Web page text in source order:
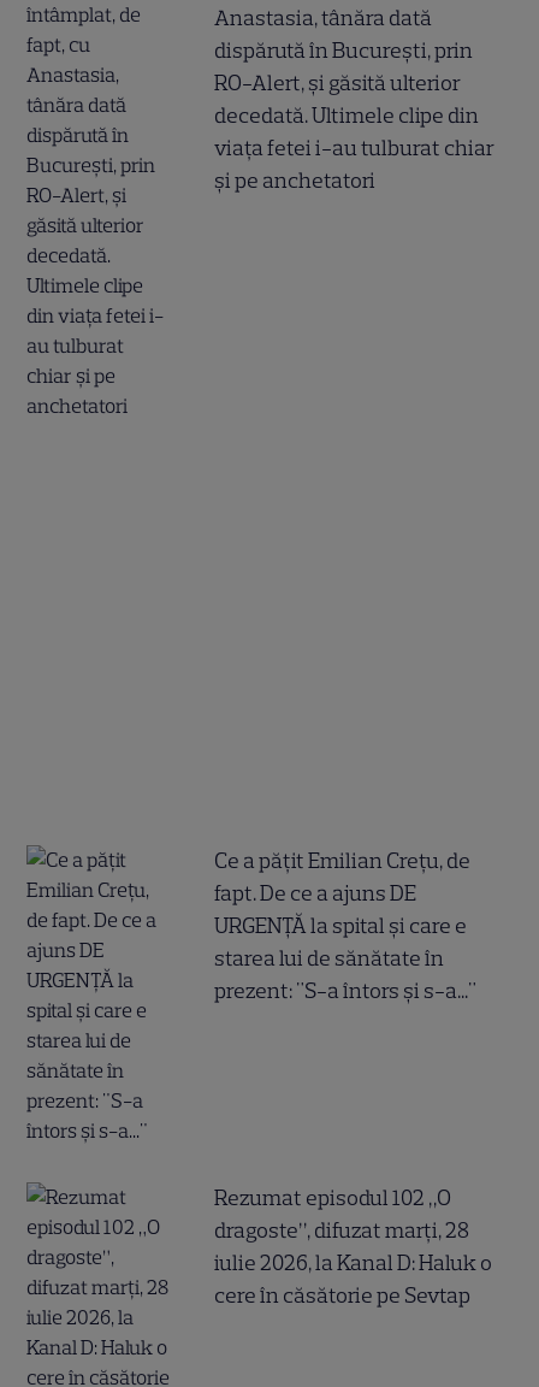
Anastasia, tânăra dată
dispărută în București, prin
RO-Alert, și găsită ulterior
decedată. Ultimele clipe din
viața fetei i-au tulburat chiar
și pe anchetatori
Ce a pățit Emilian Crețu, de
fapt. De ce a ajuns DE
URGENȚĂ la spital și care e
starea lui de sănătate în
prezent: "S-a întors și s-a..."
Rezumat episodul 102 „O
dragoste”, difuzat marți, 28
iulie 2026, la Kanal D: Haluk o
cere în căsătorie pe Sevtap